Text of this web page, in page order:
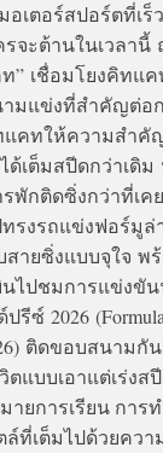
เตอร์สปอร์ตที่เ
รจะต้านในเวลา
” เชื่อมโยงคิทแ
ามแข่งที่สำคัญต่อ
แคทให้ความสำคั
เต็มสปีดกว่าเดิม
พักติดซิ่งกว่าที่เคย
รงรถแข่งฟอร์มู
สายซิ่งแบบจุใจ พ
ไปชมการแข่งขั
ซ์ 2026 (Formula
ติดขอบสนาม
แบบเอาแต่เร่งส
ายการเรียน กา
ล์ที่เต็มไปด้วยคว